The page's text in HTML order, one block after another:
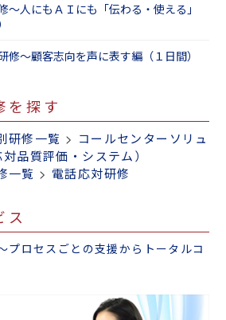
～人にもＡＩにも「伝わる・使える」
修～顧客志向を声に表す編（１日間）
を探す
研修一覧 > コールセンターソリュ
品質評価・システム）
一覧 > 電話応対研修
ス
プロセスごとの支援からトータルコ